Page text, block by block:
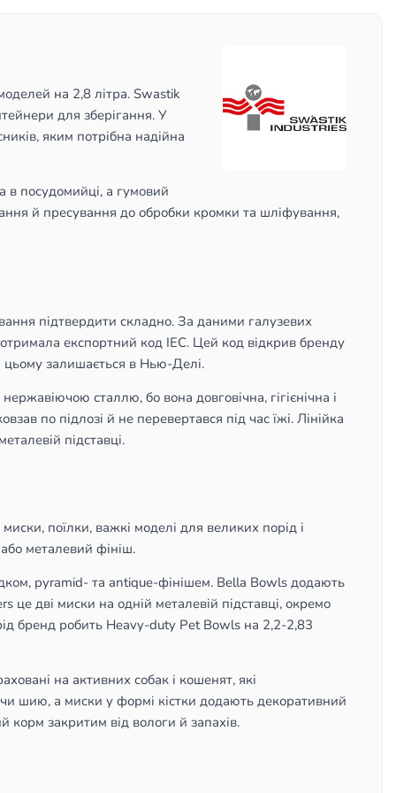
на 2,8 літра. Swastik
для зберігання. У
яким потрібна надійна
в посудомийці, а гумовий
й пресування до обробки кромки та шліфування,
підтвердити складно. За даними галузевих
експортний код IEC. Цей код відкрив бренду
цьому залишається в Нью-Делі.
сталлю, бо вона довговічна, гігієнічна і
по підлозі й не перевертався під час їжі. Лінійка
підставці.
поїлки, важкі моделі для великих порід і
металевий фініш.
pyramid- та antique-фінішем. Bella Bowls додають
це дві миски на одній металевій підставці, окремо
бренд робить Heavy-duty Pet Bowls на 2,2-2,83
на активних собак і кошенят, які
шию, а миски у формі кістки додають декоративний
корм закритим від вологи й запахів.